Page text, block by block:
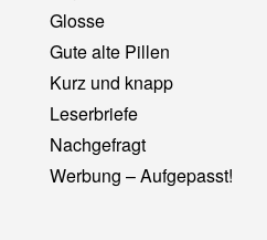
Glosse
Gute alte Pillen
Kurz und knapp
Leserbriefe
Nachgefragt
Werbung – Aufgepasst!